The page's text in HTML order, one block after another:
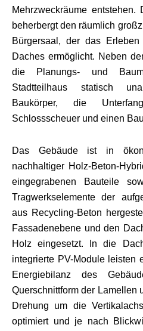
Mehrzweckräume
beherbergt den räumlich
Bürgersaal, der das
Daches ermöglicht. Neben
die Planungs- und
Stadtteilhaus statisch
Baukörper, die
Schlossscheuer und einen
Das Gebäude ist in
nachhaltiger Holz-Beton-
eingegrabenen Bauteile
Tragwerkselemente der
aus Recycling-Beton
Fassadenebene und den
Holz eingesetzt. In die
integrierte PV-Module leisten
Energiebilanz des
Querschnittform der Lamellen
Drehung um die
optimiert und je nach